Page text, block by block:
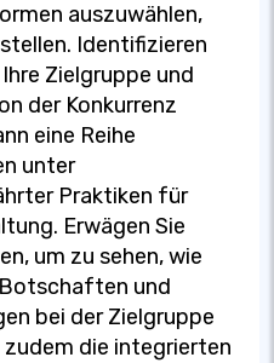
auszuwählen,
Identifizieren
Zielgruppe und
der Konkurrenz
eine Reihe
unter
Praktiken für
Erwägen Sie
um zu sehen, wie
und
bei der Zielgruppe
die integrierten